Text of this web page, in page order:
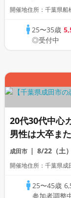
開催地住所：千葉県
25〜35歳
◎受付中
20代30代中心
男性は大卒ま
上又は1名参加
成田市 8/22（土）
開催地住所：千葉県
25〜45歳
参加者調整